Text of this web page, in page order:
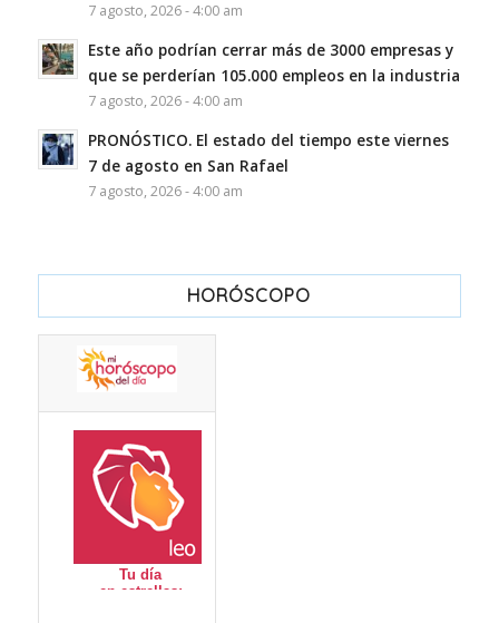
7 agosto, 2026 - 4:00 am
Este año podrían cerrar más de 3000 empresas y
que se perderían 105.000 empleos en la industria
7 agosto, 2026 - 4:00 am
PRONÓSTICO. El estado del tiempo este viernes
7 de agosto en San Rafael
7 agosto, 2026 - 4:00 am
HORÓSCOPO